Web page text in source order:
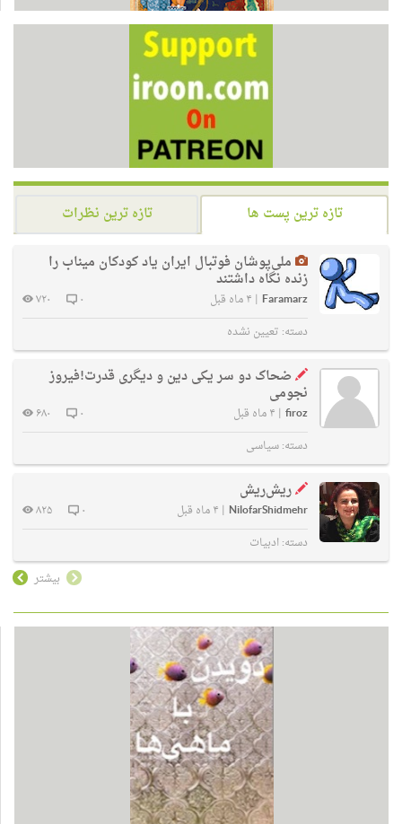
تازه ترین پست ها
تازه ترین نظرات
ملی‌پوشان فوتبال ایران یاد کودکان میناب را
زنده نگاه داشتند
Faramarz
| ۴ ماه قبل ۰
۷۲۰
دسته: تعیین نشده
ضحاک دو سر یکی دین و دیگری قدرت!فیروز
نجومی
firoz
| ۴ ماه قبل ۰
۶۸۰
دسته:سیاسی
ریش‌ریش
NilofarShidmehr
| ۴ ماه قبل ۰
۸۲۵
دسته:ادبیات
بیشتر